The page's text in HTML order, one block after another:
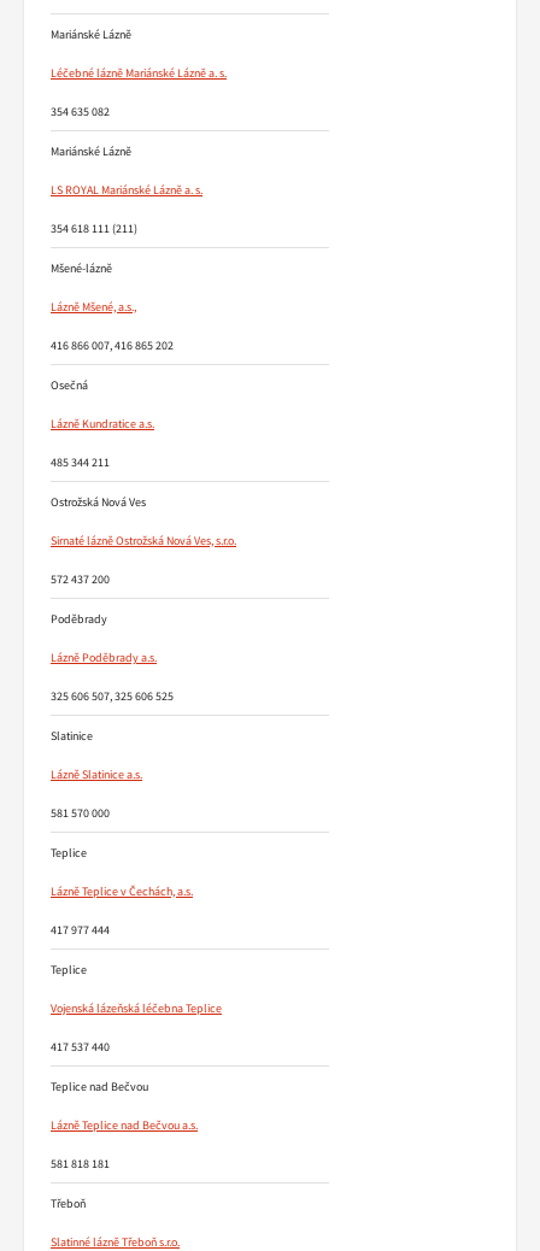
Mariánské Lázně
Léčebné lázně Mariánské Lázně a. s.
354 635 082
Mariánské Lázně
LS ROYAL Mariánské Lázně a. s.
354 618 111 (211)
Mšené-lázně
Lázně Mšené, a.s.,
416 866 007, 416 865 202
Osečná
Lázně Kundratice a.s.
485 344 211
Ostrožská Nová Ves
Sirnaté lázně Ostrožská Nová Ves, s.r.o.
572 437 200
Poděbrady
Lázně Poděbrady a.s.
325 606 507, 325 606 525
Slatinice
Lázně Slatinice a.s.
581 570 000
Teplice
Lázně Teplice v Čechách, a.s.
417 977 444
Teplice
Vojenská lázeňská léčebna Teplice
417 537 440
Teplice nad Bečvou
Lázně Teplice nad Bečvou a.s.
581 818 181
Třeboň
Slatinné lázně Třeboň s.r.o.